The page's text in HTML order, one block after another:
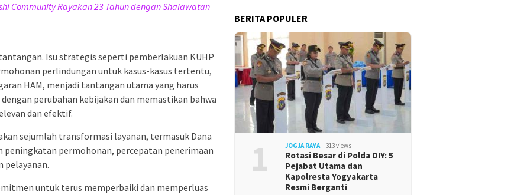
Community Rayakan 23 Tahun dengan Shalawatan
Isu strategis seperti pemberlakuan KUHP
perlindungan untuk kasus-kasus tertentu,
HAM, menjadi tantangan utama yang harus
perubahan kebijakan dan memastikan bahwa
dan efektif.
sejumlah transformasi layanan, termasuk Dana
permohonan, percepatan penerimaan
pelayanan.
untuk terus memperbaiki dan memperluas
BERITA POPULER
1 JOGJA RAYA 313 views
Rotasi Besar di Polda DIY: 5
Pejabat Utama dan
Kapolresta Yogyakarta
Resmi Berganti